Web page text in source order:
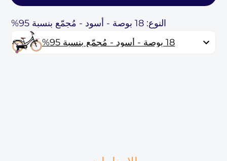
النوع: 18 بوصة - أسود - مُجمّع بنسبة 95%
18 بوصة - أسود - مُجمّع بنسبة 95%